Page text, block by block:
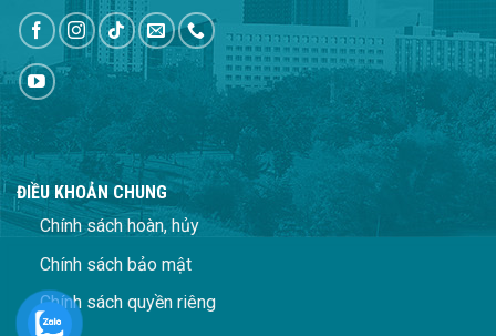
ĐIỀU KHOẢN CHUNG
Chính sách hoàn, hủy
Chính sách bảo mật
Chính sách quyền riêng
tư